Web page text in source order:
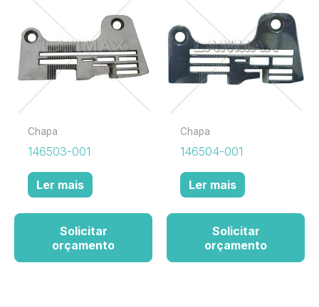
Chapa
146503-001
Ler mais
Solicitar
orçamento
Chapa
146504-001
Ler mais
Solicitar
orçamento